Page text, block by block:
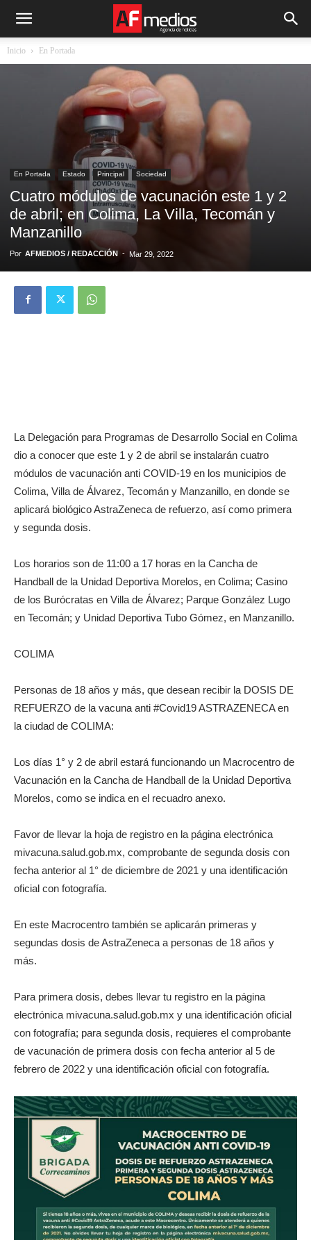
Inicio En Portada
En Portada Estado Principal Sociedad
Cuatro módulos de vacunación este 1 y 2
de abril; en Colima, La Villa, Tecomán y
Manzanillo
Por AFMEDIOS / REDACCIÓN - Mar 29, 2022
La Delegación para Programas de Desarrollo Social en Colima
dio a conocer que este 1 y 2 de abril se instalarán cuatro
módulos de vacunación anti COVID-19 en los municipios de
Colima, Villa de Álvarez, Tecomán y Manzanillo, en donde se
aplicará biológico AstraZeneca de refuerzo, así como primera
y segunda dosis.
Los horarios son de 11:00 a 17 horas en la Cancha de
Handball de la Unidad Deportiva Morelos, en Colima; Casino
de los Burócratas en Villa de Álvarez; Parque González Lugo
en Tecomán; y Unidad Deportiva Tubo Gómez, en Manzanillo.
COLIMA
Personas de 18 años y más, que desean recibir la DOSIS DE
REFUERZO de la vacuna anti #Covid19 ASTRAZENECA en
la ciudad de COLIMA:
Los días 1° y 2 de abril estará funcionando un Macrocentro de
Vacunación en la Cancha de Handball de la Unidad Deportiva
Morelos, como se indica en el recuadro anexo.
Favor de llevar la hoja de registro en la página electrónica
mivacuna.salud.gob.mx, comprobante de segunda dosis con
fecha anterior al 1° de diciembre de 2021 y una identificación
oficial con fotografía.
En este Macrocentro también se aplicarán primeras y
segundas dosis de AstraZeneca a personas de 18 años y
más.
Para primera dosis, debes llevar tu registro en la página
electrónica mivacuna.salud.gob.mx y una identificación oficial
con fotografía; para segunda dosis, requieres el comprobante
de vacunación de primera dosis con fecha anterior al 5 de
febrero de 2022 y una identificación oficial con fotografía.